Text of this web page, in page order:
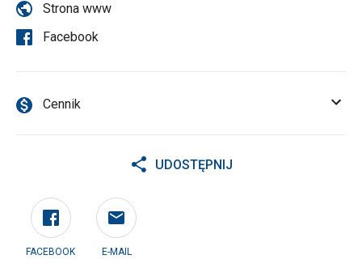
Strona www
Facebook
Cennik
UDOSTĘPNIJ
FACEBOOK E-MAIL